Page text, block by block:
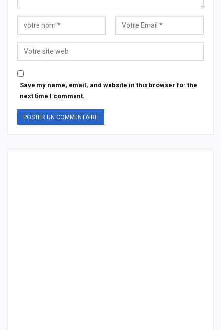
Save my name, email, and website in this browser for the
next time I comment.